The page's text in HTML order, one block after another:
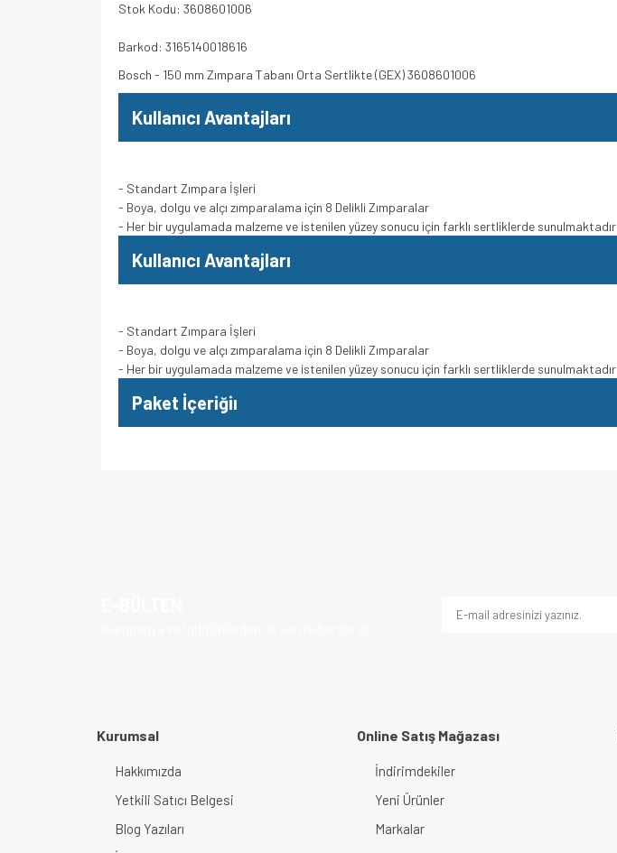
Stok Kodu: 3608601006
Barkod: 3165140018616
Bosch - 150 mm Zımpara Tabanı Orta Sertlikte (GEX) 3608601006
Kullanıcı Avantajları
- Standart Zımpara İşleri
- Boya, dolgu ve alçı zımparalama için 8 Delikli Zımparalar
- Her bir uygulamada malzeme ve istenilen yüzey sonucu için farklı sertliklerde sunulmaktadır
Kullanıcı Avantajları
- Standart Zımpara İşleri
- Boya, dolgu ve alçı zımparalama için 8 Delikli Zımparalar
- Her bir uygulamada malzeme ve istenilen yüzey sonucu için farklı sertliklerde sunulmaktadır
Paket İçeriğiı
Kurumsal
Hakkımızda
Yetkili Satıcı Belgesi
Blog Yazıları
Online Satış Mağazası
İndirimdekiler
Yeni Ürünler
Markalar